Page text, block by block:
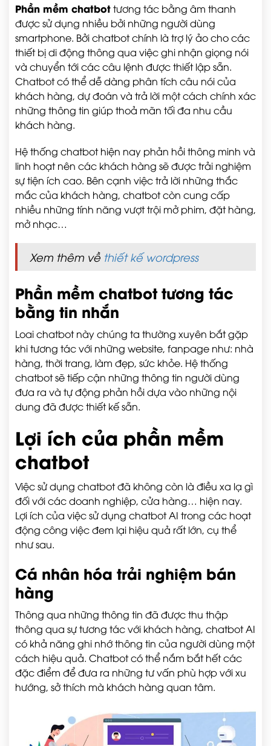
Phần mềm chatbottương tác bằng âm thanh
được sử dụng nhiều bởi những người dùng
smartphone. Bởi chatbot chính là trợ lý ảo cho các
thiết bị di động thông qua việc ghi nhận giọng nói
và chuyển tới các câu lệnh được thiết lập sẵn.
Chatbot có thể dễ dàng phân tích câu nói của
khách hàng, dự đoán và trả lời một cách chính xác
những thông tin giúp thoả mãn tối đa nhu cầu
khách hàng.
Hệ thống chatbot hiện nay phản hồi thông minh và
linh hoạt nên các khách hàng sẽ được trải nghiệm
sự tiện ích cao. Bên cạnh việc trả lời những thắc
mắc của khách hàng, chatbot còn cung cấp
nhiều những tính năng vượt trội mở phim, đặt hàng,
mở nhạc…
Xem thêm về thiết kế wordpress
Phần mềm chatbot tương tác
bằng tin nhắn
Loai chatbot này chúng ta thường xuyên bắt gặp
khi tương tác với những website, fanpage như: nhà
hàng, thời trang, làm đẹp, sức khỏe. Hệ thống
chatbot sẽ tiếp cận những thông tin người dùng
đưa ra và tự động phản hồi dựa vào những nội
dung đã được thiết kế sẵn.
Lợi ích của phần mềm
chatbot
Việc sử dụng chatbot đã không còn là điều xa lạ gì
đối với các doanh nghiệp, cửa hàng… hiện nay.
Lợi ích của việc sử dụng chatbot AI trong các hoạt
động công việc đem lại hiệu quả rất lớn, cụ thể
như sau.
Cá nhân hóa trải nghiệm bán
hàng
Thông qua những thông tin đã được thu thập
thông qua sự tương tác với khách hàng, chatbot AI
có khả năng ghi nhớ thông tin của người dùng một
cách hiệu quả. Chatbot có thể nắm bắt hết các
đặc điểm để đưa ra những tư vấn phù hợp với xu
hướng, sở thích mà khách hàng quan tâm.